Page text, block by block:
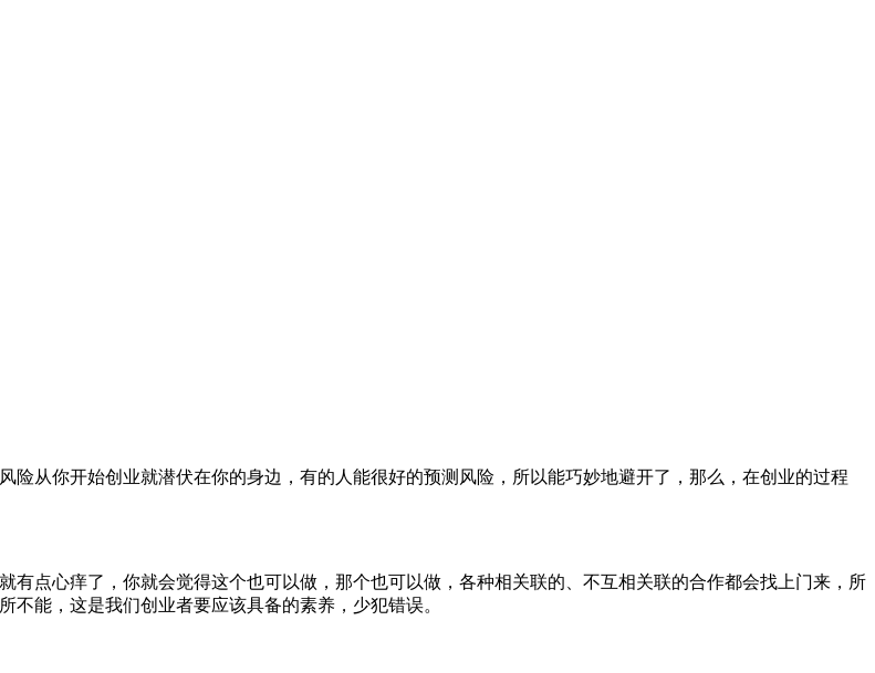
从你开始创业就潜伏在你的身边，有的人能很好的预测风险，所以能巧妙地避开了，那么，在创业的过程
点心痒了，你就会觉得这个也可以做，那个也可以做，各种相关联的、不互相关联的合作都会找上门来，所
能，这是我们创业者要应该具备的素养，少犯错误。